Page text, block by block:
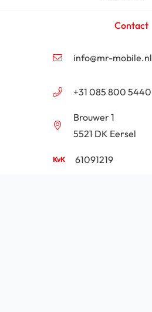
Contact
info@mr-mobile.nl
+31 085 800 5440
Brouwer 1
5521 DK Eersel
61091219